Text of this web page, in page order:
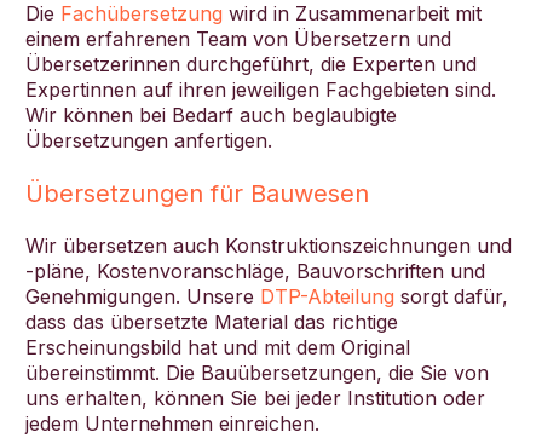
Die Fachübersetzung wird in Zusammenarbeit mit
einem erfahrenen Team von Übersetzern und
Übersetzerinnen durchgeführt, die Experten und
Expertinnen auf ihren jeweiligen Fachgebieten sind.
Wir können bei Bedarf auch beglaubigte
Übersetzungen anfertigen.
Übersetzungen für Bauwesen
Wir übersetzen auch Konstruktionszeichnungen und
-pläne, Kostenvoranschläge, Bauvorschriften und
Genehmigungen. Unsere DTP-Abteilung sorgt dafür,
dass das übersetzte Material das richtige
Erscheinungsbild hat und mit dem Original
übereinstimmt. Die Bauübersetzungen, die Sie von
uns erhalten, können Sie bei jeder Institution oder
jedem Unternehmen einreichen.